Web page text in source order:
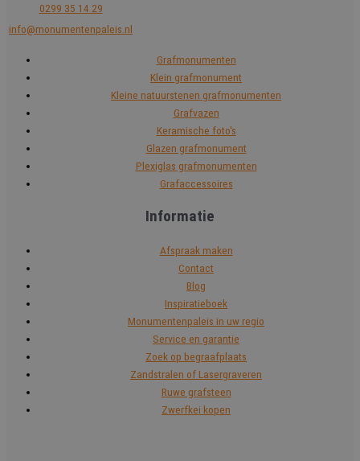
0299 35 14 29
info@monumentenpaleis.nl
Grafmonumenten
Klein grafmonument
Kleine natuurstenen grafmonumenten
Grafvazen
Keramische foto's
Glazen grafmonument
Plexiglas grafmonumenten
Grafaccessoires
Informatie
Afspraak maken
Contact
Blog
Inspiratieboek
Monumentenpaleis in uw regio
Service en garantie
Zoek op begraafplaats
Zandstralen of Lasergraveren
Ruwe grafsteen
Zwerfkei kopen